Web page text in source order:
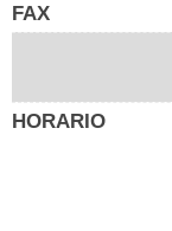
FAX
HORARIO